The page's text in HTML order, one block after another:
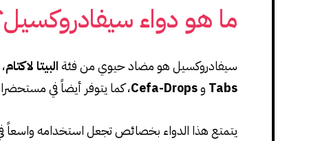
ما هو دواء
سيفادروكسيل هو مضاد حيوي من فئةالبيتا لاكتام
Tabs وCefa-Drops، كما يتوفر أيضاً في
يتمتع هذا الدواء بخصائص تجعل استخدامه واسعاً في